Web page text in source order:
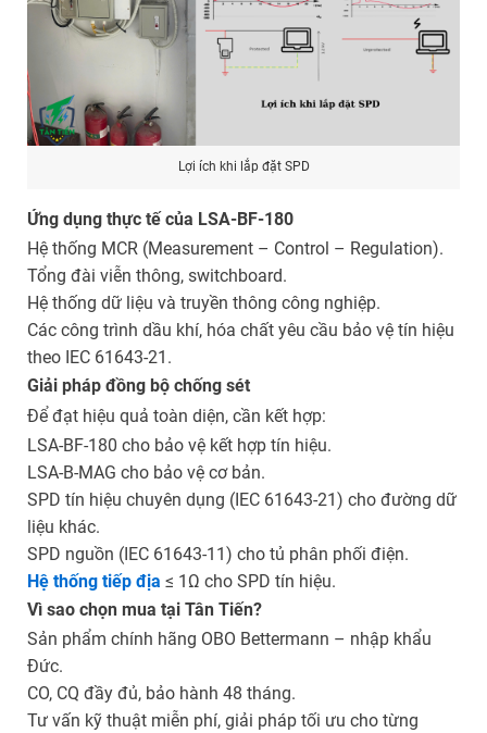
Lợi ích khi lắp đặt SPD
Ứng dụng thực tế của LSA-BF-180
Hệ thống MCR (Measurement – Control – Regulation).
Tổng đài viễn thông, switchboard.
Hệ thống dữ liệu và truyền thông công nghiệp.
Các công trình dầu khí, hóa chất yêu cầu bảo vệ tín hiệu
theo IEC 61643-21.
Giải pháp đồng bộ chống sét
Để đạt hiệu quả toàn diện, cần kết hợp:
LSA-BF-180 cho bảo vệ kết hợp tín hiệu.
LSA-B-MAG cho bảo vệ cơ bản.
SPD tín hiệu chuyên dụng (IEC 61643-21) cho đường dữ
liệu khác.
SPD nguồn (IEC 61643-11) cho tủ phân phối điện.
Hệ thống tiếp địa ≤ 1Ω cho SPD tín hiệu.
Vì sao chọn mua tại Tân Tiến?
Sản phẩm chính hãng OBO Bettermann – nhập khẩu
Đức.
CO, CQ đầy đủ, bảo hành 48 tháng.
Tư vấn kỹ thuật miễn phí, giải pháp tối ưu cho từng